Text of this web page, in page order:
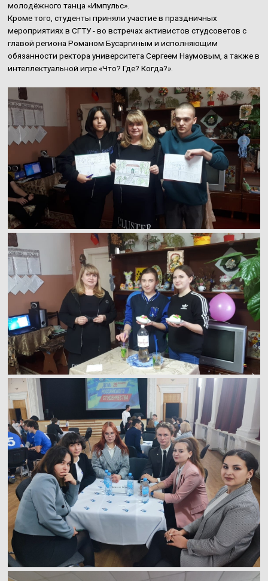
молодёжного танца «Импульс».
Кроме того, студенты приняли участие в праздничных
мероприятиях в СГТУ - во встречах активистов студсоветов с
главой региона Романом Бусаргиным и исполняющим
обязанности ректора университета Сергеем Наумовым, а также в
интеллектуальной игре «Что? Где? Когда?».